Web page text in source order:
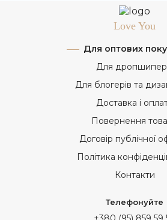
Love You
Для оптових
Для
Для блогерів та
Доставка і
Повернення
Договір публічної
Політика
Контакти
Телефонуйте